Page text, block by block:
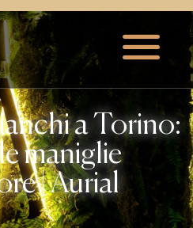
a Torino:
maniglie
| Aurial